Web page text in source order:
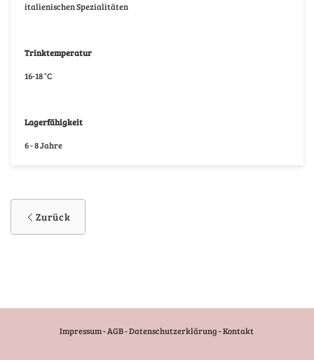
italienischen Spezialitäten
Trinktemperatur
16-18 °C
Lagerfähigkeit
6 - 8 Jahre
Zurück
Impressum-AGB-Datenschutzerklärung-Kontakt